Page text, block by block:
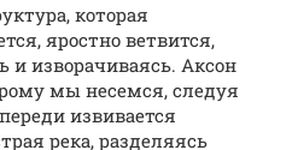
которая
яростно ветвится,
и изворачиваясь. Аксон
мы несемся, следуя
извивается
река, разделяясь